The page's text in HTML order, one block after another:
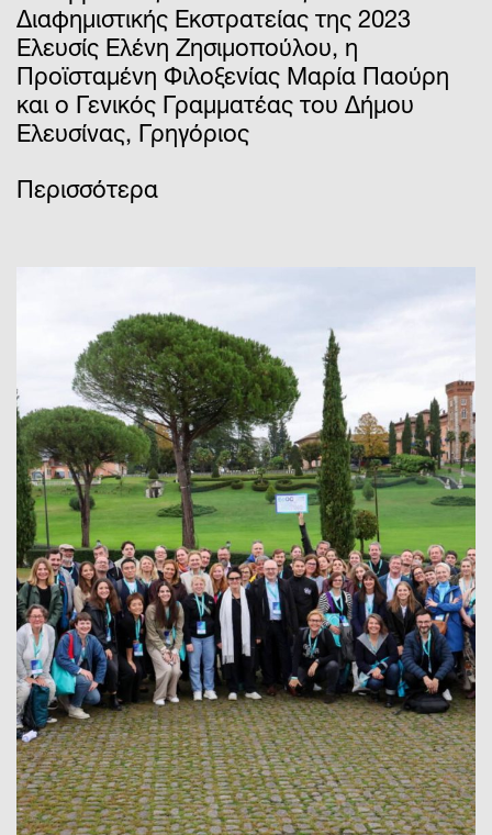
Διαφημιστικής Εκστρατείας της 2023
Ελευσίς Ελένη Ζησιμοπούλου, η
Προϊσταμένη Φιλοξενίας Μαρία Παούρη
και ο Γενικός Γραμματέας του Δήμου
Ελευσίνας, Γρηγόριος
Περισσότερα